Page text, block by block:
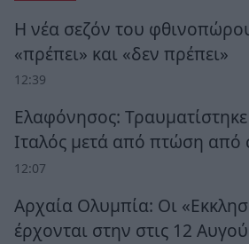
Η νέα σεζόν του
«πρέπει» και «δεν πρέπει»
12:39
Ελαφόνησος:
Ιταλός μετά από πτώση από
12:07
Αρχαία Ολυμπία: Οι
έρχονται στην στις 12